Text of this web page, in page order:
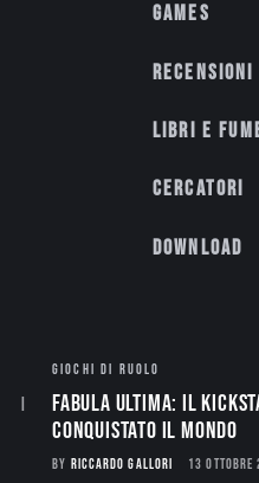
Games
Recensioni
Libri e
Cercatori
Download
GIOCHI DI RUOLO
Fabula Ultima: il
conquistato il mondo
BY RICCARDO GALLORI 13